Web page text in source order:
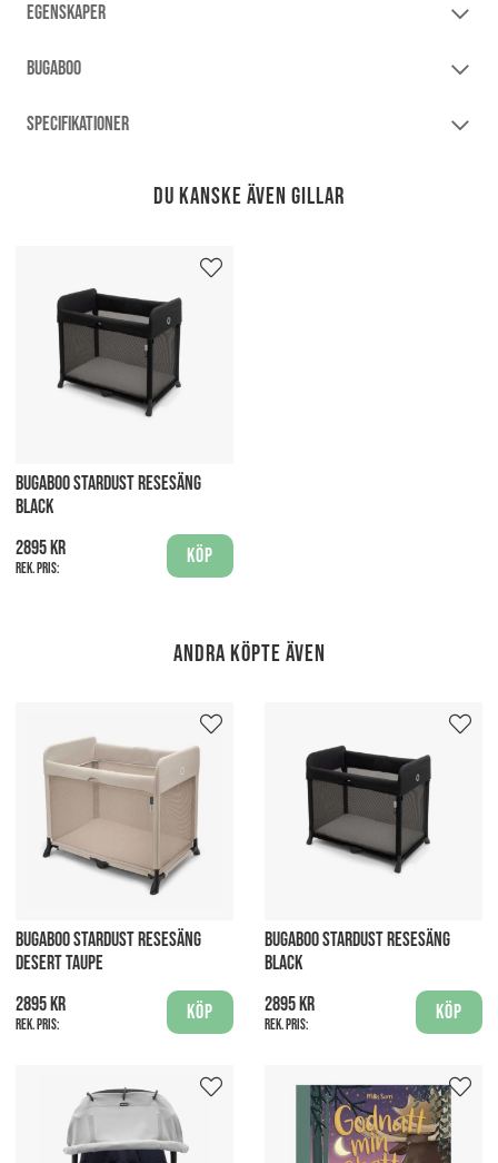
EGENSKAPER
BUGABOO
SPECIFIKATIONER
Du kanske även gillar
BUGABOO STARDUST RESESÄNG
BLACK
2895 kr
Rek. pris:
Köp
Andra köpte även
BUGABOO STARDUST RESESÄNG
DESERT TAUPE
2895 kr
Rek. pris:
Köp
BUGABOO STARDUST RESESÄNG
BLACK
2895 kr
Rek. pris:
Köp